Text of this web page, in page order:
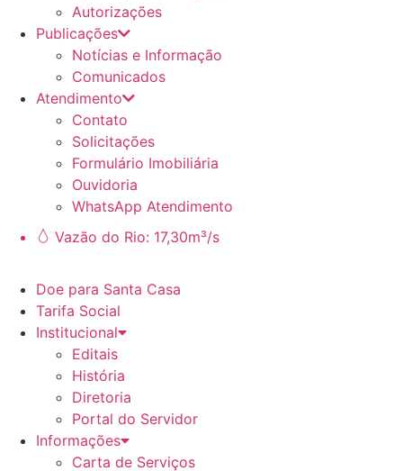
Autorizações
Publicações
Notícias e Informação
Comunicados
Atendimento
Contato
Solicitações
Formulário Imobiliária
Ouvidoria
WhatsApp Atendimento
Vazão do Rio: 17,30m³/s
Doe para Santa Casa
Tarifa Social
Institucional
Editais
História
Diretoria
Portal do Servidor
Informações
Carta de Serviços